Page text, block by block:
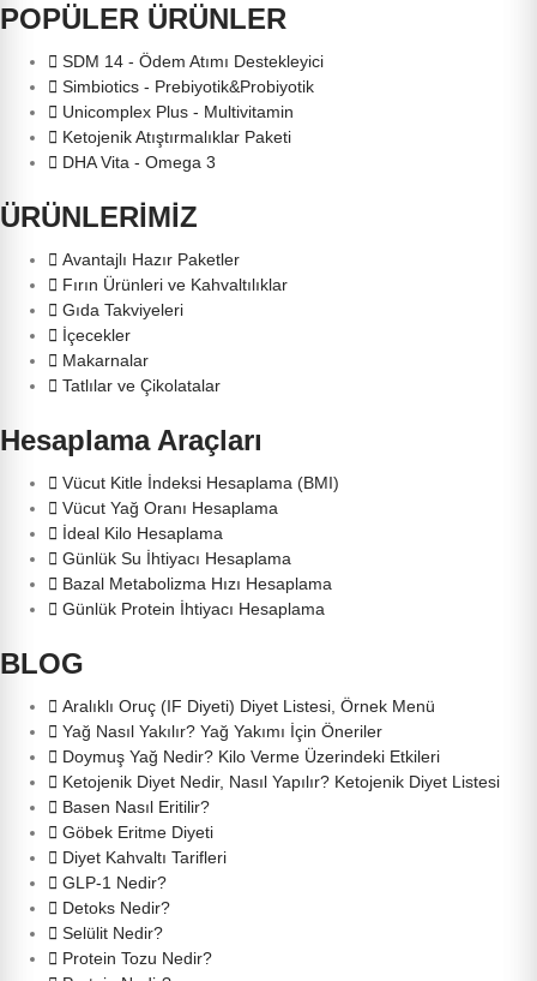
POPÜLER ÜRÜNLER
SDM 14 - Ödem Atımı Destekleyici
Simbiotics - Prebiyotik&Probiyotik
Unicomplex Plus - Multivitamin
Ketojenik Atıştırmalıklar Paketi
DHA Vita - Omega 3
ÜRÜNLERİMİZ
Avantajlı Hazır Paketler
Fırın Ürünleri ve Kahvaltılıklar
Gıda Takviyeleri
İçecekler
Makarnalar
Tatlılar ve Çikolatalar
Hesaplama Araçları
Vücut Kitle İndeksi Hesaplama (BMI)
Vücut Yağ Oranı Hesaplama
İdeal Kilo Hesaplama
Günlük Su İhtiyacı Hesaplama
Bazal Metabolizma Hızı Hesaplama
Günlük Protein İhtiyacı Hesaplama
BLOG
Aralıklı Oruç (IF Diyeti) Diyet Listesi, Örnek Menü
Yağ Nasıl Yakılır? Yağ Yakımı İçin Öneriler
Doymuş Yağ Nedir? Kilo Verme Üzerindeki Etkileri
Ketojenik Diyet Nedir, Nasıl Yapılır? Ketojenik Diyet Listesi
Basen Nasıl Eritilir?
Göbek Eritme Diyeti
Diyet Kahvaltı Tarifleri
GLP-1 Nedir?
Detoks Nedir?
Selülit Nedir?
Protein Tozu Nedir?